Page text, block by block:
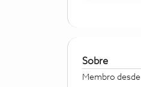
Sobre
Membro desde